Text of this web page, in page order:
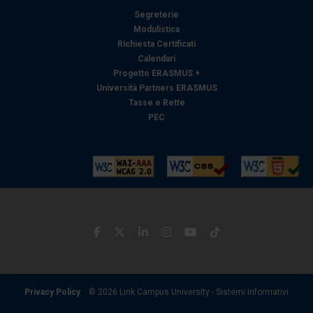
raccolto dal suo utilizzo dei loro servizi.
Segreterie
Modulistica
Richiesta Certificati
Calendari
Progetto ERASMUS +
Università Partners ERASMUS
Tasse e Rette
PEC
Privacy Policy © 2026 Link Campus University - Sistemi Informativi